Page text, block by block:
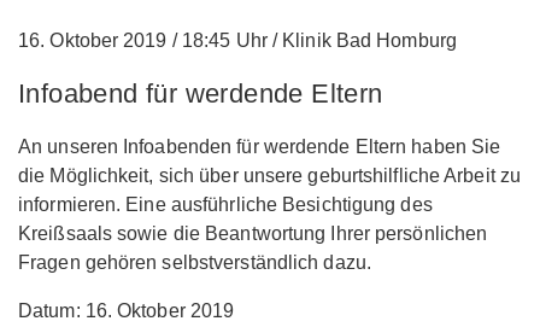
16. Oktober 2019 /18:45 Uhr /Klinik Bad Homburg
Infoabend für werdende Eltern
An unseren Infoabenden für werdende Eltern haben Sie
die Möglichkeit, sich über unsere geburtshilfliche Arbeit zu
informieren. Eine ausführliche Besichtigung des
Kreißsaals sowie die Beantwortung Ihrer persönlichen
Fragen gehören selbstverständlich dazu.
Datum: 16. Oktober 2019